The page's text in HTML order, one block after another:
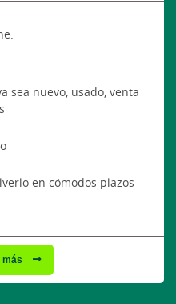
sea nuevo, usado, venta
en cómodos plazos